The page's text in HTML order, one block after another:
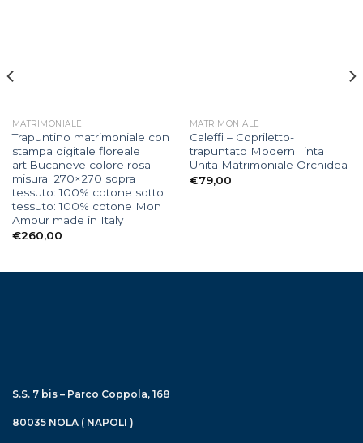
MATRIMONIALE
Trapuntino matrimoniale con
stampa digitale floreale
art.Bucaneve colore rosa
misura: 270×270 sopra
tessuto: 100% cotone sotto
tessuto: 100% cotone Mon
Amour made in Italy
€260,00
MATRIMONIALE
Caleffi – Copriletto-
trapuntato Modern Tinta
Unita Matrimoniale Orchidea
€79,00
S.S. 7 bis – Parco Coppola, 168
80035 NOLA ( NAPOLI )